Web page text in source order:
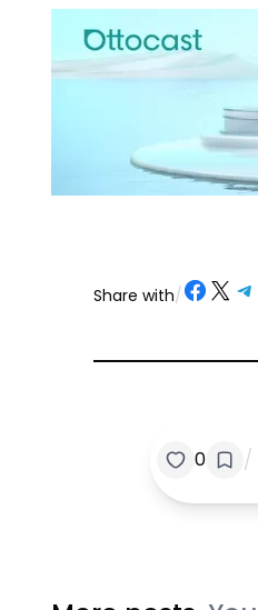
Share with/ Share on
Share on X
0 /